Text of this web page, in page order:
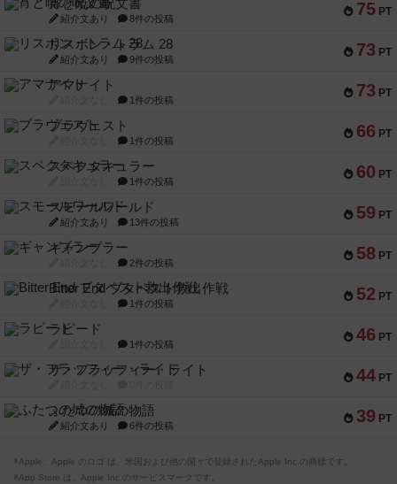
75 PT
宵と暁の呪文書
紹介文あり 8件の投稿
73 PT
リスボン・トラム 28
紹介文あり 9件の投稿
73 PT
アマナイト
1件の投稿
66 PT
ブラヴェスト
1件の投稿
60 PT
スペクタキュラー
1件の投稿
59 PT
スモールワールド
紹介文あり 13件の投稿
58 PT
ギャンブラー
2件の投稿
52 PT
Bitter End ブタペスト救出作戦
1件の投稿
46 PT
ラピード
1件の投稿
44 PT
ザ・フラッフィー・ライト
39 PT
ふたつの城の物語
紹介文あり 6件の投稿
※Apple、Apple のロゴ は、米国および他の国々で登録されたApple Inc.の商標です。
※App Store は、Apple Inc.のサービスマークです。